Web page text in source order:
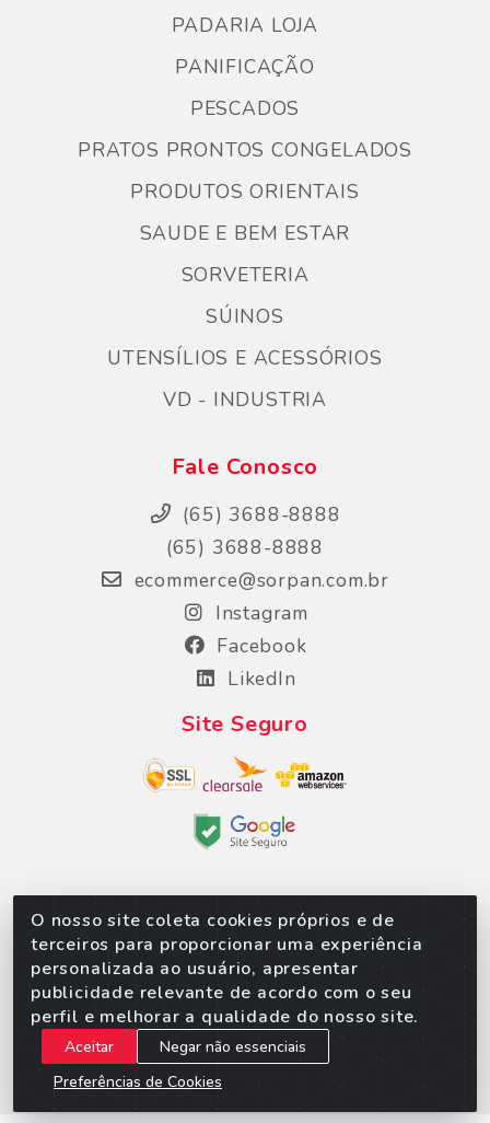
O nosso site coleta cookies próprios e de
terceiros para proporcionar uma experiência
personalizada ao usuário, apresentar
publicidade relevante de acordo com o seu
perfil e melhorar a qualidade do nosso site.
Aceitar
Negar não essenciais
Preferências de Cookies
PADARIA LOJA
PANIFICAÇÃO
PESCADOS
PRATOS PRONTOS CONGELADOS
PRODUTOS ORIENTAIS
SAUDE E BEM ESTAR
SORVETERIA
SÚINOS
UTENSÍLIOS E ACESSÓRIOS
VD - INDUSTRIA
Fale Conosco
(65) 3688-8888
(65) 3688-8888
ecommerce@sorpan.com.br
Instagram
Facebook
LikedIn
Site Seguro
Sorpan - Rodovia dos Imigrantes, Lote 06, São
Matheus, Várzea Grande/MT – CEP 78152-135 -
CNPJ 02.623.537/0010-24